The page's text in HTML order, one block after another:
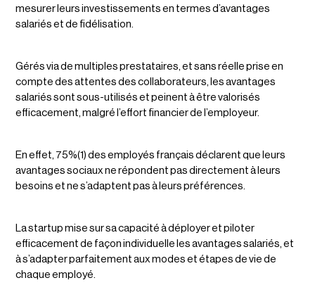
mesurer leurs investissements en termes d’avantages
salariés et de fidélisation.
Gérés via de multiples prestataires, et sans réelle prise en
compte des attentes des collaborateurs, les avantages
salariés sont sous-utilisés et peinent à être valorisés
efficacement, malgré l’effort financier de l’employeur.
En effet, 75%(1) des employés français déclarent que leurs
avantages sociaux ne répondent pas directement à leurs
besoins et ne s’adaptent pas à leurs préférences.
La startup mise sur sa capacité à déployer et piloter
efficacement de façon individuelle les avantages salariés, et
à s’adapter parfaitement aux modes et étapes de vie de
chaque employé.